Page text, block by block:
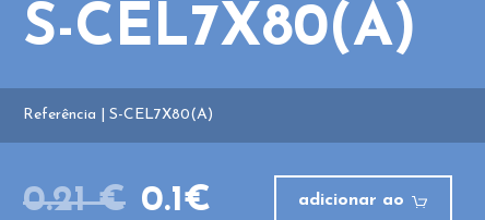
S-CEL7X80(A)
Referência | S-CEL7X80(A)
0.21 € 0.1€ adicionar ao